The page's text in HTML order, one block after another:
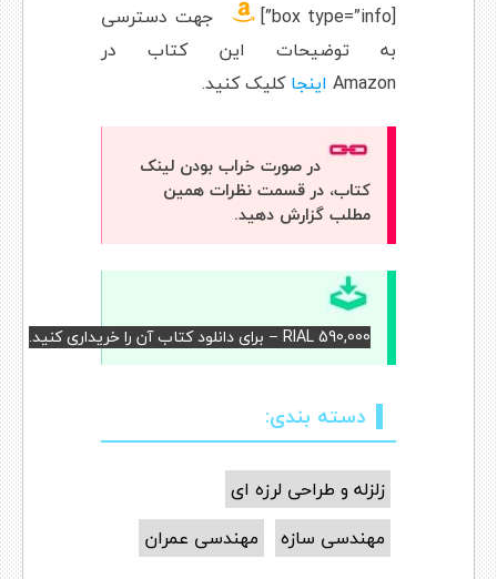
[box type=”info”]
جهت دسترسی
به توضیحات این کتاب در
Amazon اینجاکلیک کنید.
در صورت خراب بودن لینک
کتاب، در قسمت نظرات همین
مطلب گزارش دهید.
RIAL 590,000 – برای دانلود کتاب آن را خریداری کنید.
دسته بندی:
زلزله و طراحی لرزه ای
مهندسی سازه
مهندسی عمران